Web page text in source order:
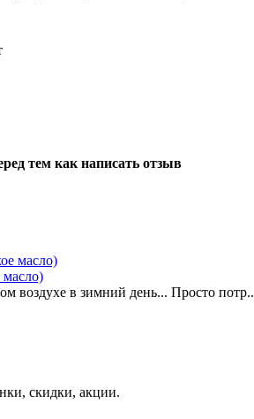
тем как написать отзыв
воздухе в зимний день... Просто потр..
скидки, акции.